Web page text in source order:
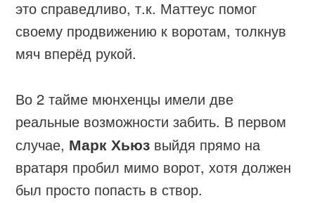
это справедливо, т.к. Маттеус помог
своему продвижению к воротам, толкнув
мяч вперёд рукой.
Во 2 тайме мюнхенцы имели две
реальные возможности забить. В первом
случае, Марк Хьюз выйдя прямо на
вратаря пробил мимо ворот, хотя должен
был просто попасть в створ.